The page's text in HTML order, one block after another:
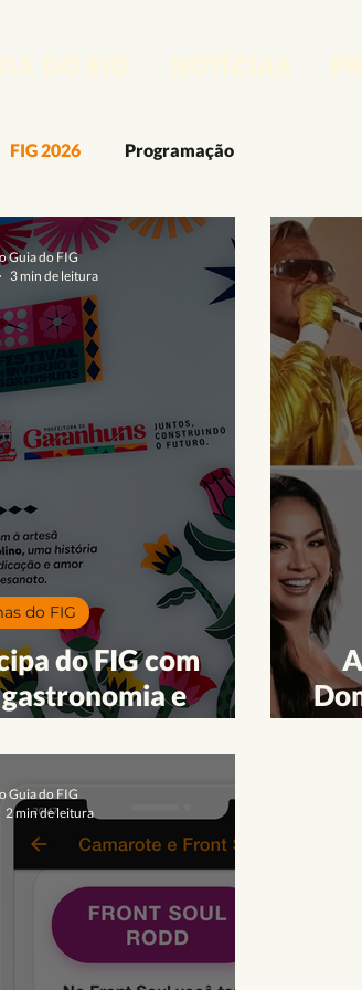
FIG 2026 Programação
FIG 2025 O FIG O Guia do FIG
Artesanato
Fotografia
Cultural Teatro
Publi FIG 2023 FIG 2022
do FIG com
e
queijos e vinhos
do FIG
Guia do FIG
3 min de leitura
Guia do FIG
2 min de leitura